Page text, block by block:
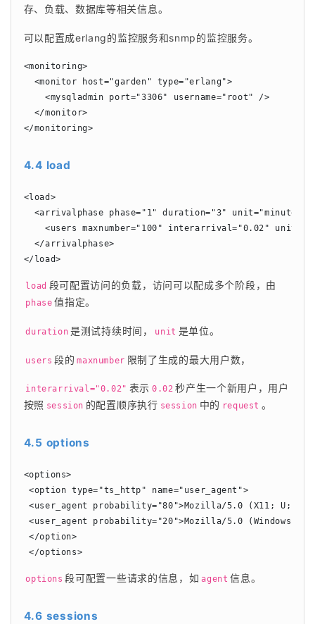
存、负载、数据库等相关信息。
可以配置成erlang的监控服务和snmp的监控服务。
<monitoring>
  <monitor host="garden" type="erlang">
    <mysqladmin port="3306" username="root" />
  </monitor>
</monitoring>
4.4 load
<load>
  <arrivalphase phase="1" duration="3" unit="minute">
<users maxnumber="100" interarrival="0.02"
  </arrivalphase>
</load>
load 段可配置访问的负载，访问可以配成多个阶段，由
phase 值指定。
duration 是测试持续时间， unit 是单位。
users 段的 maxnumber 限制了生成的最大用户数，
interarrival="0.02" 表示 0.02 秒产生一个新用户，用户
按照 session 的配置顺序执行 session 中的 request 。
4.5 options
<options>
<option type="ts_http" name="user_agent">
<user_agent probability="80">Mozilla/5.0 (X11; U;
<user_agent probability="20">Mozilla/5.0 (Windows;
</option>
</options>
options 段可配置一些请求的信息，如 agent 信息。
4.6 sessions